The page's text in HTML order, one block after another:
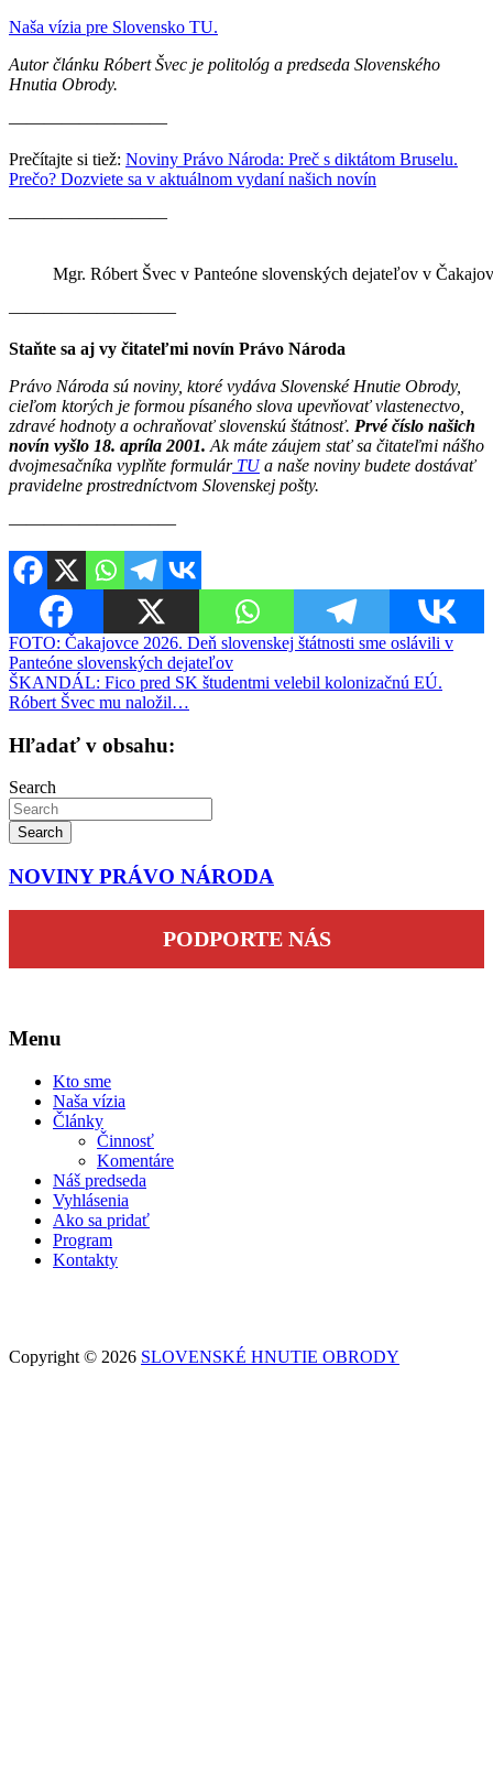
Naša vízia pre Slovensko TU.
Autor článku Róbert Švec je politológ a predseda Slovenského
Hnutia Obrody.
—————————
Prečítajte si tiež: Noviny Právo Národa: Preč s diktátom Bruselu.
Prečo? Dozviete sa v aktuálnom vydaní našich novín
—————————
Mgr. Róbert Švec v Panteóne slovenských dejateľov v
———————–——
Staňte sa aj vy čitateľmi novín Právo Národa
Právo Národa sú noviny, ktoré vydáva Slovenské Hnutie Obrody,
cieľom ktorých je formou písaného slova upevňovať vlastenectvo,
zdravé hodnoty a ochraňovať slovenskú štátnosť. Prvé číslo našich
novín vyšlo 18. apríla 2001. Ak máte záujem stať sa čitateľmi nášho
dvojmesačníka vyplňte formulárTUa naše noviny budete dostávať
pravidelne prostredníctvom Slovenskej pošty.
————————–—
Navigácia
v
článku
FOTO: Čakajovce 2026. Deň slovenskej štátnosti sme oslávili v
Panteóne slovenských dejateľov
ŠKANDÁL: Fico pred SK študentmi velebil kolonizačnú EÚ.
Róbert Švec mu naložil…
Hľadať v obsahu:
Search
Search
NOVINY PRÁVO NÁRODA
PODPORTE NÁS
Menu
Kto sme
Naša vízia
Články
Činnosť
Komentáre
Náš predseda
Vyhlásenia
Ako sa pridať
Program
Kontakty
Copyright © 2026 SLOVENSKÉ HNUTIE OBRODY